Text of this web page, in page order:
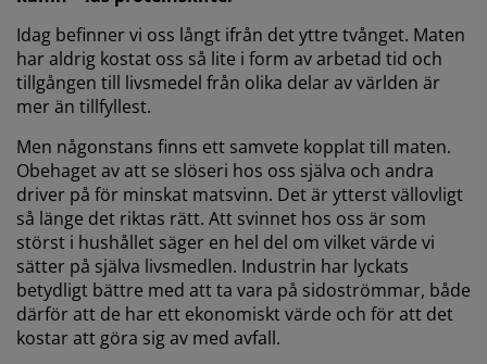
Idag befinner vi oss långt ifrån det yttre tvånget. Maten
har aldrig kostat oss så lite i form av arbetad tid och
tillgången till livsmedel från olika delar av världen är
mer än tillfyllest.
Men någonstans finns ett samvete kopplat till maten.
Obehaget av att se slöseri hos oss själva och andra
driver på för minskat matsvinn. Det är ytterst vällovligt
så länge det riktas rätt. Att svinnet hos oss är som
störst i hushållet säger en hel del om vilket värde vi
sätter på själva livsmedlen. Industrin har lyckats
betydligt bättre med att ta vara på sidoströmmar, både
därför att de har ett ekonomiskt värde och för att det
kostar att göra sig av med avfall.